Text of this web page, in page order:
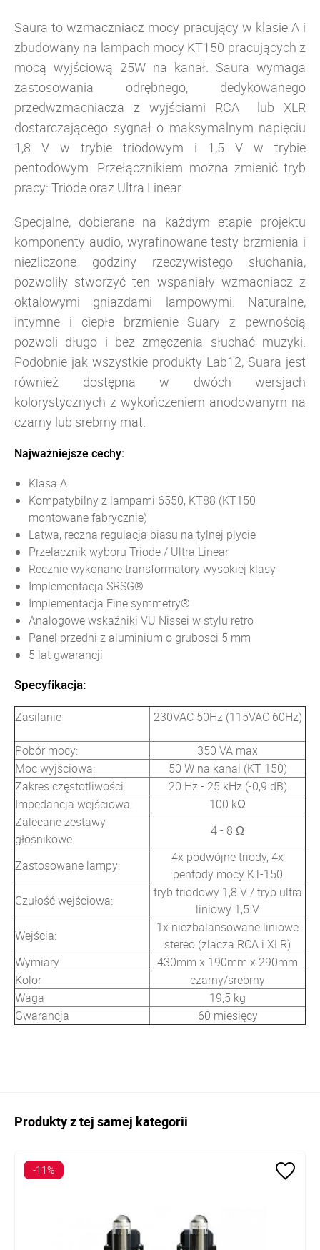
Saura to wzmaczniacz mocy pracujący w klasie A i
zbudowany na lampach mocy KT150 pracujących z
mocą wyjściową 25W na kanał. Saura wymaga
zastosowania odrębnego, dedykowanego
przedwzmacniacza z wyjściami RCA lub XLR
dostarczającego sygnał o maksymalnym napięciu
1,8 V w trybie triodowym i 1,5 V w trybie
pentodowym. Przełącznikiem można zmienić tryb
pracy: Triode oraz Ultra Linear.
Specjalne, dobierane na każdym etapie projektu
komponenty audio, wyrafinowane testy brzmienia i
niezliczone godziny rzeczywistego słuchania,
pozwoliły stworzyć ten wspaniały wzmacniaczz
oktalowymi gniazdami lampowymi. Naturalne,
intymne i ciepłe brzmienie Suary z pewnością
pozwoli długo i bez zmęczenia słuchać muzyki.
Podobnie jak wszystkie produkty Lab12, Suara jest
również dostępna w dwóch wersjach
kolorystycznych z wykończeniem anodowanym na
czarny lub srebrny mat.
Najważniejsze cechy:
Klasa A
Kompatybilny z lampami 6550, KT88 (KT150
montowane fabrycznie)
Latwa, reczna regulacja biasu na tylnej plycie
Przelacznik wyboru Triode / Ultra Linear
Recznie wykonane transformatory wysokiej klasy
Implementacja SRSG®
Implementacja Fine symmetry®
Analogowe wskaźniki VU Nissei w stylu retro
Panel przedni z aluminium o grubosci 5 mm
5 lat gwarancji
Specyfikacja:
Zasilanie 230VAC 50Hz (115VAC 60Hz)
Pobór mocy:
350 VA max
Moc wyjściowa:
50 W na kanal (KT 150)
Zakres częstotliwości:
20 Hz - 25 kHz (-0,9 dB)
Impedancja wejściowa:
100 kΩ
Zalecane zestawy
głośnikowe:
4 - 8 Ω
Zastosowane lampy:
4x podwójne triody, 4x
pentody mocy KT-150
Czułość wejściowa:
tryb triodowy 1,8 V / tryb ultra
liniowy 1,5 V
Wejścia:
1x niezbalansowane liniowe
stereo (zlacza RCA i XLR)
Wymiary
430mm x 190mm x 290mm
Kolor
czarny/srebrny
Waga
19,5 kg
Gwarancja
60 miesięcy
Produkty z tej samej kategorii
-11%